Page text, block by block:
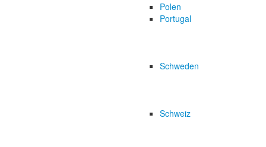
Polen
Portugal
Schweden
Schweiz